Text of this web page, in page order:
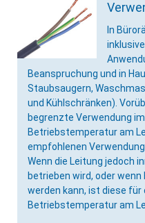
In
Beanspruchung und in
Staubsaugern,
und Kühlschränken).
begrenzte Verwendung
Betriebstemperatur am
empfohlenen
Wenn die Leitung jedoch
betrieben wird, oder
werden kann, ist diese
Betriebstemperatur am